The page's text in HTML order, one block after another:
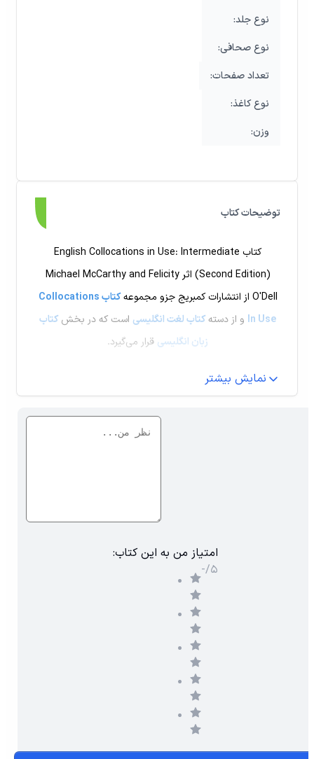
توضیحات کتاب
کتاب English Collocations in Use: Intermediate
(Second Edition) اثر Michael McCarthy and Felicity
O'Dell از انتشارات کمبریج جزو مجموعه
کتاب Collocations
In Use و از دستهکتاب لغت انگلیسی است که در بخش کتاب
زبان انگلیسی قرار می‌گیرد.
از انتشارات معتبرCambridge University
همان ترکیب‌های رایج کلمات در زبان انگلیسی تمرکز دارد.
بسیاری از زبان‌آموزان از نظر گرامر و دایره واژگان در سطح خوبی
قرار دارند، اما هنگام صحبت کردن یا نوشتن، جملاتشان طبیعی
به نظر نمی‌رسد. دلیل اصلی این موضوع، آشنا نبودن با
ترکیب‌های درست واژگان در زبان انگلیسی است. این کتاب
دقیقاً برای حل همین چالش طراحی شده است.
کتاب English Collocations in Use درباره
نمایش بیشتر
:نوع جلد
:نوع صحافی
:تعداد صفحات
:نوع کاغذ
:وزن
:امتیاز من به این کتاب
-/۵